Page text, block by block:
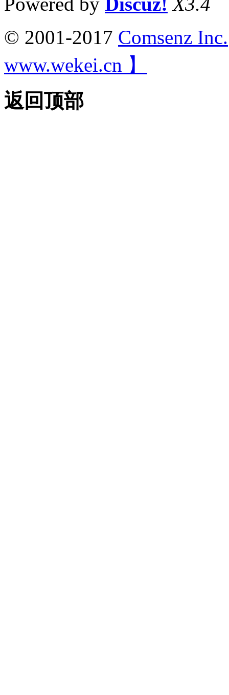
© 2001-2017 Comsenz Inc.
www.wekei.cn 】
返回顶部